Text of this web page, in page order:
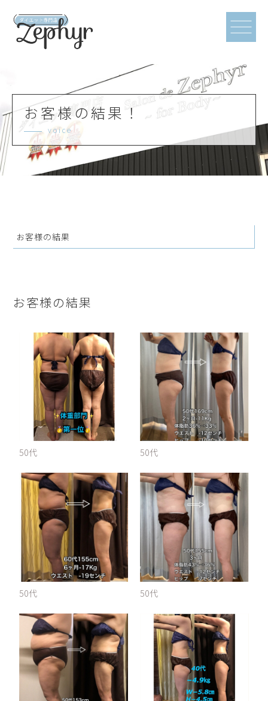
お客様の結果！
voice
お客様の結果
お客様の結果
50代 50代
50代 50代